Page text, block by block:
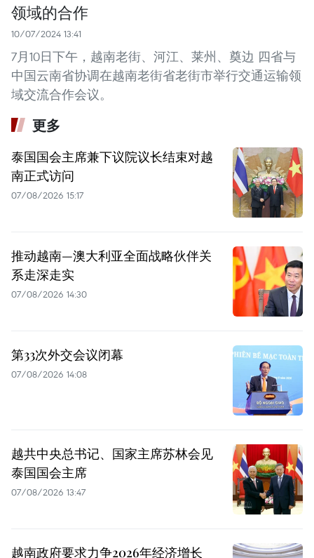
领域的合作
10/07/2024 13:41
7月10日下午，越南老街、河江、莱州、奠边 四省与
中国云南省协调在越南老街省老街市举行交通运输领
域交流合作会议。
更多
泰国国会主席兼下议院议长结束对越
南正式访问
07/08/2026 15:17
推动越南—澳大利亚全面战略伙伴关
系走深走实
07/08/2026 14:30
第33次外交会议闭幕
07/08/2026 14:08
越共中央总书记、国家主席苏林会见
泰国国会主席
07/08/2026 13:47
越南政府要求力争2026年经济增长